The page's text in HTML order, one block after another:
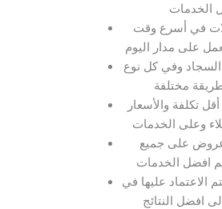
في أسرع وقت
السجاد وفي كل نوع
تكلفة والأسعار
على جميع
الاعتماد عليها في